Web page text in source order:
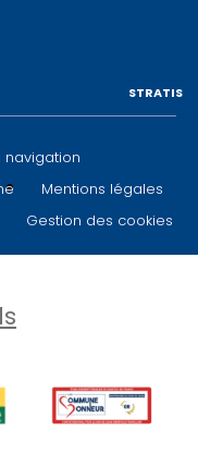
navigation
Mentions légales
Gestion des cookies
STRATIS